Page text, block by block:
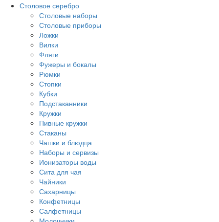
Столовое серебро
Столовые наборы
Столовые приборы
Ложки
Вилки
Фляги
Фужеры и бокалы
Рюмки
Стопки
Кубки
Подстаканники
Кружки
Пивные кружки
Стаканы
Чашки и блюдца
Наборы и сервизы
Ионизаторы воды
Сита для чая
Чайники
Сахарницы
Конфетницы
Салфетницы